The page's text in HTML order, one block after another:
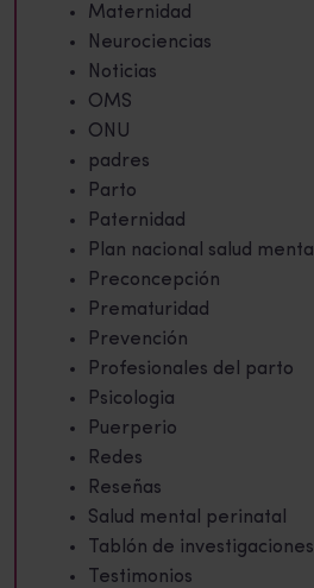
Maternidad
Neurociencias
Noticias
OMS
ONU
padres
Parto
Paternidad
Plan nacional salud mental
Preconcepción
Prematuridad
Prevención
Profesionales del parto
Psicologia
Puerperio
Redes
Reseñas
Salud mental perinatal
Tablón de investigaciones
Testimonios